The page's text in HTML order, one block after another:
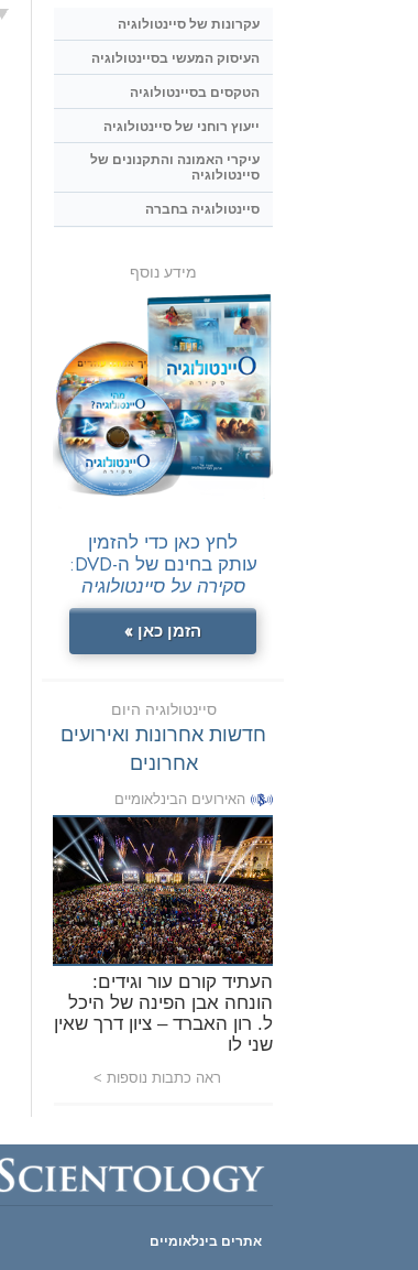
עקרונות של סיינטולוגיה
העיסוק המעשי בסיינטולוגיה
הטקסים בסיינטולוגיה
ייעוץ רוחני של סיינטולוגיה
עיקרי האמונה והתקנונים של
סיינטולוגיה
סיינטולוגיה בחברה
מידע נוסף
לחץ כאן כדי להזמין
עותק בחינם של ה-DVD:
סקירה על סיינטולוגיה
הזמן כאן »
סיינטולוגיה היום
חדשות אחרונות ואירועים
אחרונים
האירועים הבינלאומיים
העתיד קורם עור וגידים:
הונחה אבן הפינה של היכל
ל. רון האברד – ציון דרך שאין
שני לו
ראה כתבות נוספות >
אתרים בינלאומיים